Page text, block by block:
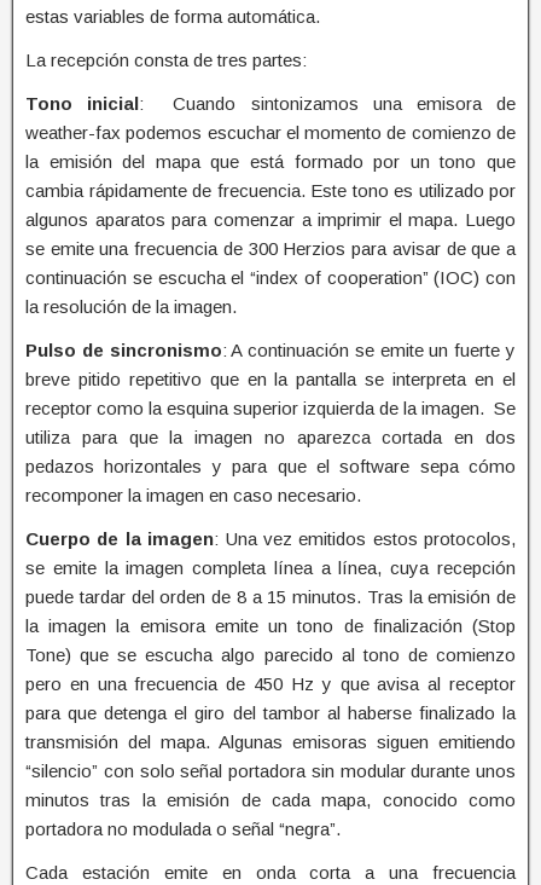
estas variables de forma automática.
La recepción consta de tres partes:
Tono inicial: Cuando sintonizamos una emisora de
weather-fax podemos escuchar el momento de comienzo de
la emisión del mapa que está formado por un tono que
cambia rápidamente de frecuencia. Este tono es utilizado por
algunos aparatos para comenzar a imprimir el mapa. Luego
se emite una frecuencia de 300 Herzios para avisar de que a
continuación se escucha el “index of cooperation” (IOC) con
la resolución de la imagen.
Pulso de sincronismo: A continuación se emite un fuerte y
breve pitido repetitivo que en la pantalla se interpreta en el
receptor como la esquina superior izquierda de la imagen. Se
utiliza para que la imagen no aparezca cortada en dos
pedazos horizontales y para que el software sepa cómo
recomponer la imagen en caso necesario.
Cuerpo de la imagen: Una vez emitidos estos protocolos,
se emite la imagen completa línea a línea, cuya recepción
puede tardar del orden de 8 a 15 minutos. Tras la emisión de
la imagen la emisora emite un tono de finalización (Stop
Tone) que se escucha algo parecido al tono de comienzo
pero en una frecuencia de 450 Hz y que avisa al receptor
para que detenga el giro del tambor al haberse finalizado la
transmisión del mapa. Algunas emisoras siguen emitiendo
“silencio” con solo señal portadora sin modular durante unos
minutos tras la emisión de cada mapa, conocido como
portadora no modulada o señal “negra”.
Cada estación emite en onda corta a una frecuencia